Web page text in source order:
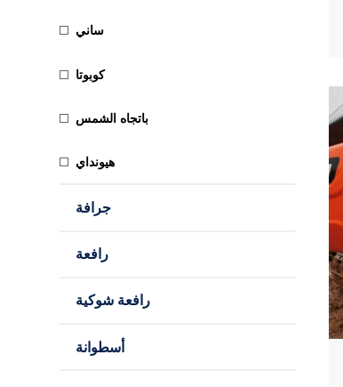
ساني
كوبوتا
باتجاه الشمس
هيونداي
جرافة
رافعة
رافعة شوكية
أسطوانة